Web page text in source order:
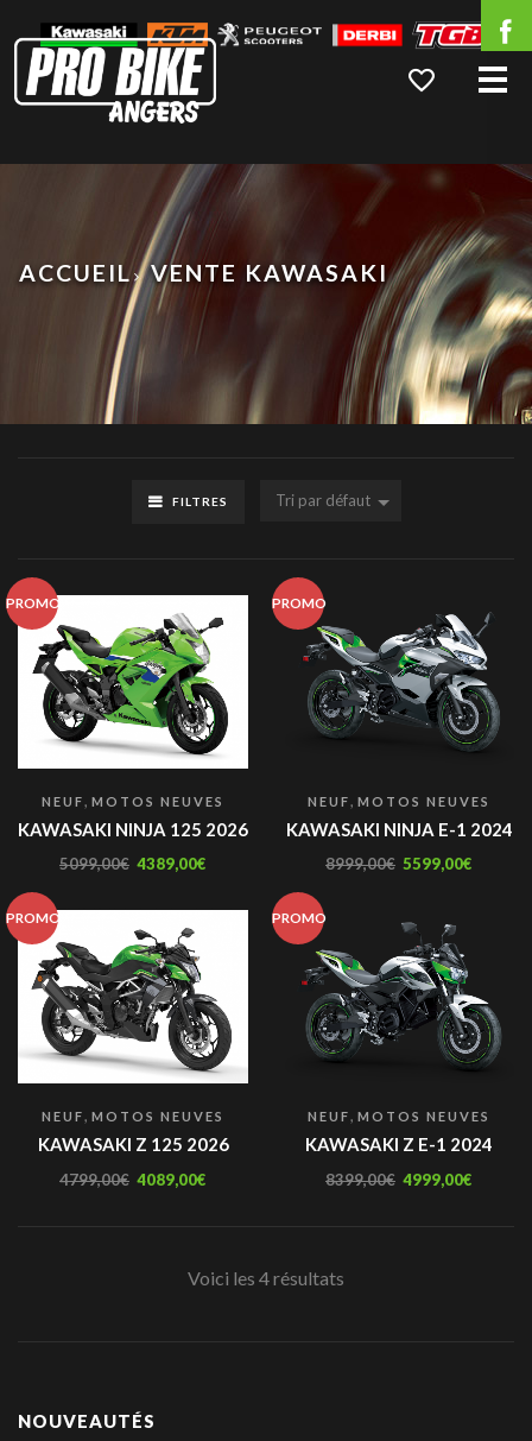
ACCUEIL VENTE KAWASAKI
FILTRES Tri par défaut
PROMO
NEUF, MOTOS NEUVES
KAWASAKI NINJA 125 2026
5099,00€ 4389,00€
PROMO
NEUF, MOTOS NEUVES
KAWASAKI NINJA E-1 2024
8999,00€ 5599,00€
PROMO
NEUF, MOTOS NEUVES
KAWASAKI Z 125 2026
4799,00€ 4089,00€
PROMO
NEUF, MOTOS NEUVES
KAWASAKI Z E-1 2024
8399,00€ 4999,00€
Voici les 4 résultats
NOUVEAUTÉS